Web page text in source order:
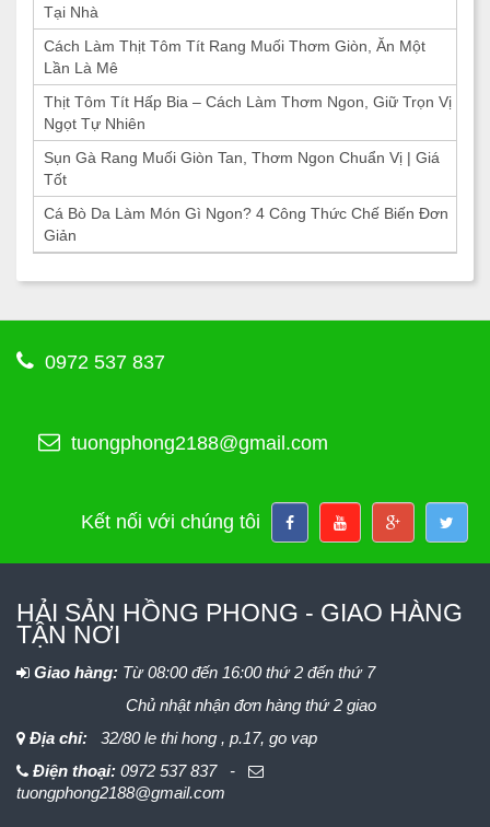
Tại Nhà
Cách Làm Thịt Tôm Tít Rang Muối Thơm Giòn, Ăn Một
Lần Là Mê
Thịt Tôm Tít Hấp Bia – Cách Làm Thơm Ngon, Giữ Trọn Vị
Ngọt Tự Nhiên
Sụn Gà Rang Muối Giòn Tan, Thơm Ngon Chuẩn Vị | Giá
Tốt
Cá Bò Da Làm Món Gì Ngon? 4 Công Thức Chế Biến Đơn
Giản
0972 537 837
tuongphong2188@gmail.com
Kết nối với chúng tôi
HẢI SẢN HỒNG PHONG - GIAO HÀNG
TẬN NƠI
Giao hàng: Từ 08:00 đến 16:00 thứ 2 đến thứ 7
Chủ nhật nhận đơn hàng thứ 2 giao
Địa chỉ:
32/80 le thi hong , p.17, go vap
Điện thoại: 0972 537 837 -
tuongphong2188@gmail.com